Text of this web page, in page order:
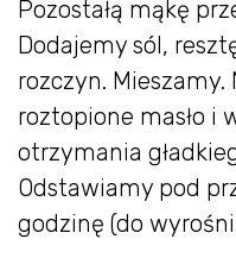
Pozostałą mąkę
Dodajemy sól,
rozczyn.
roztopione masło i
otrzymania
Odstawiamy pod
godzinę (do